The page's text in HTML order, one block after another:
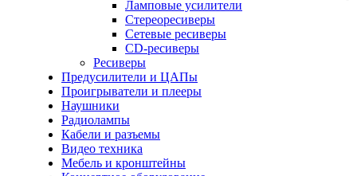
Ламповые усилители
Стереоресиверы
Сетевые ресиверы
CD-ресиверы
Ресиверы
Предусилители и ЦАПы
Проигрыватели и плееры
Наушники
Радиолампы
Кабели и разъемы
Видео техника
Мебель и кронштейны